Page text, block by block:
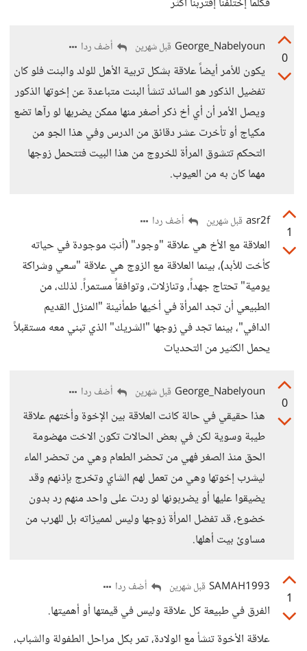
0
George_Nabelyoun قبل شهرين أضف ردا
يكون للأمر أيضاً علاقة بشكل تربية الأهل للولد والبنت فلو كان
تفضيل الذكور هو السائد تنشأ البنت متباعدة عن إخوتها الذكور
ويصل الأمر أن أي أخ ذكر أصغر منها ممكن يضربها لو رآها تضع
مكياج أو تأخرت عشر دقائق من الدرس وفي هذا الجو من
التحكم تتشوق المرأة للخروج من هذا البيت فتتحمل زوجها
مهما كان به من العيوب.
1
asr2f قبل شهرين أضف ردا
العلاقة مع الأخ هي علاقة "وجود" (أنتِ موجودة في حياته
كأخت للأبد)، بينما العلاقة مع الزوج هي علاقة "سعي وشراكة
يومية" تحتاج جهداً، وتنازلات، وتوافقاً مستمراً. لذلك، من
الطبيعي أن تجد المرأة في أخيها طمأنينة "المنزل القديم
الدافي"، بينما تجد في زوجها "الشريك" الذي تبني معه مستقبلاً
يحمل الكثير من التحديات
0
George_Nabelyoun قبل شهرين أضف ردا
هذا حقيقي في حالة كانت العلاقة بين الإخوة وأختهم علاقة
طيبة وسوية لكن في بعض الحالات تكون الاخت مهضومة
الحق منذ الصغر فهي من تحضر الطعام وهي من تحضر الماء
ليشرب إخوتها وهي من تعمل لهم الشاي وتخرج بإذنهم وقد
يضيقوا عليها أو يضربونها لو ردت على واحد منهم رد بدون
خضوع، قد تفضل المرأة زوجها وليس لمميزاته بل للهرب من
مساوئ بيت أهلها.
1
SAMAH1993 قبل شهرين أضف ردا
الفرق في طبيعة كل علاقة وليس في قيمتها أو أهميتها.
علاقة الأخوة تنشأ مع الولادة، تمر بكل مراحل الطفولة والشباب،